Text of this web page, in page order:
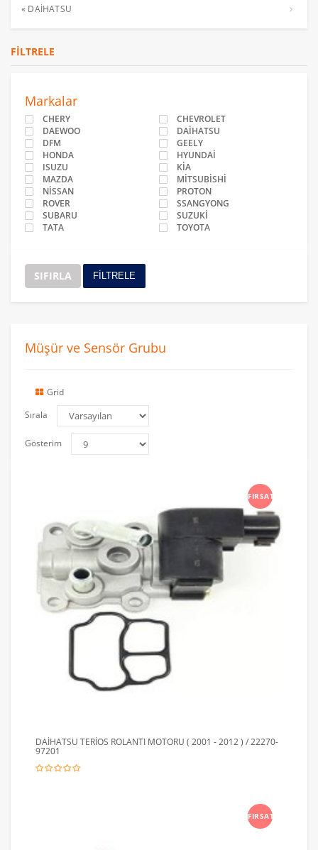
« DAİHATSU
FILTRELE
Markalar
CHERY
CHEVROLET
DAEWOO
DAİHATSU
DFM
GEELY
HONDA
HYUNDAİ
ISUZU
KİA
MAZDA
MİTSUBİSHİ
NİSSAN
PROTON
ROVER
SSANGYONG
SUBARU
SUZUKİ
TATA
TOYOTA
SIFIRLA FİLTRELE
Müşür ve Sensör Grubu
Grid
Sırala
Gösterim
FIRSAT
DAİHATSU TERİOS ROLANTI MOTORU ( 2001 - 2012 ) / 22270-
97201
FIRSAT